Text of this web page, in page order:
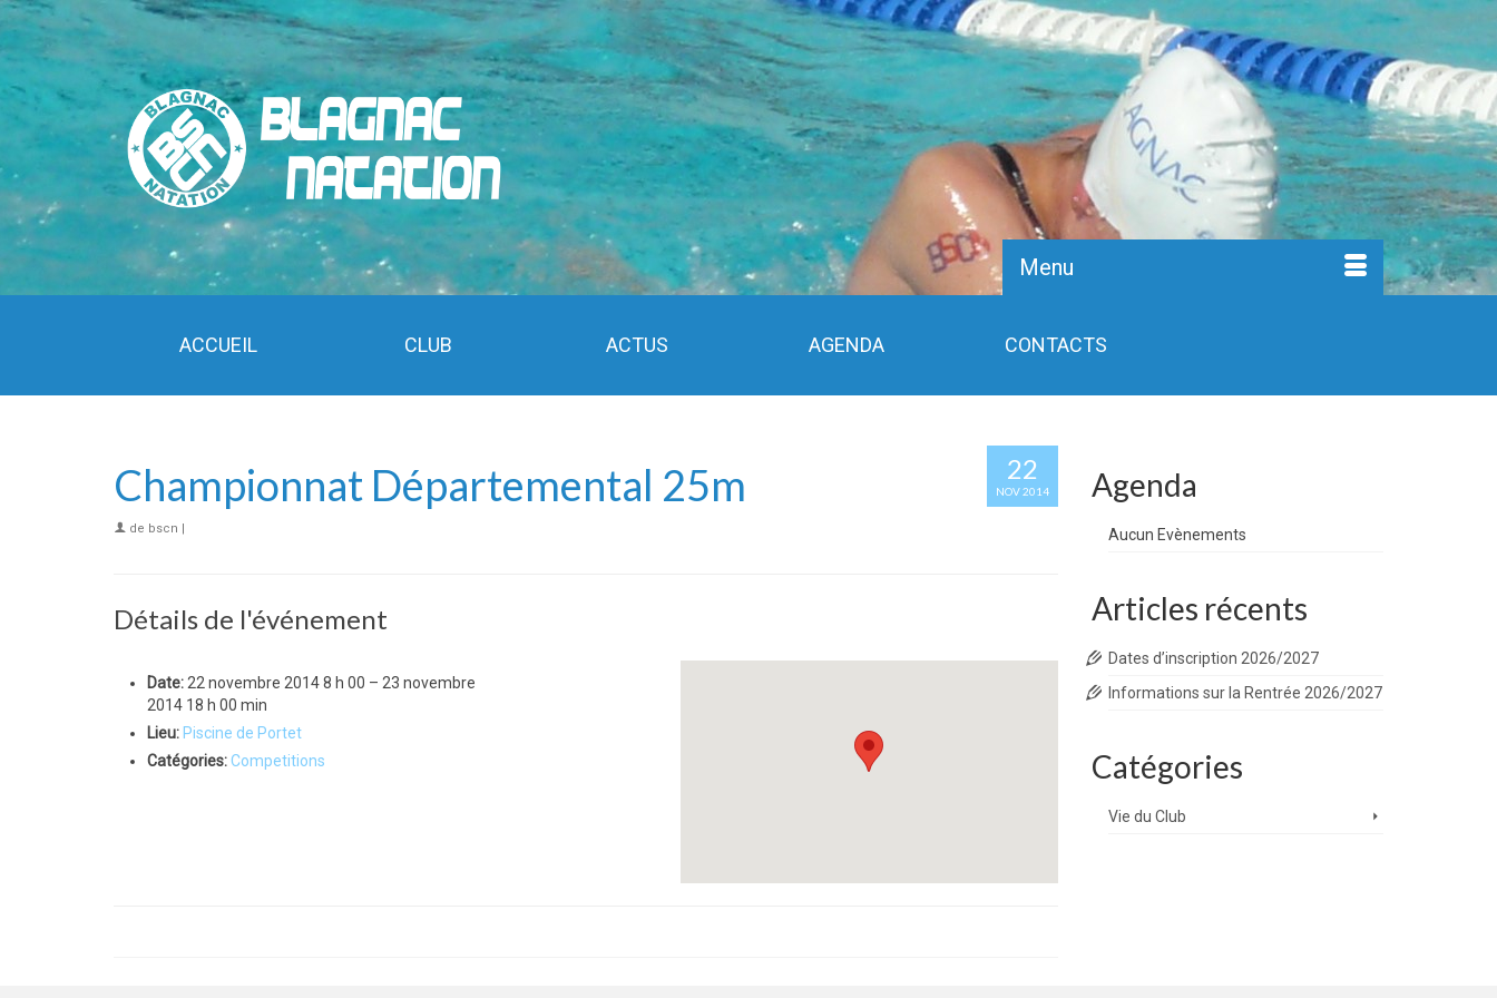
Menu
ACCUEIL CLUB ACTUS AGENDA CONTACTS
22
NOV 2014
Championnat Départemental 25m
de bscn |
Détails de l'événement
Date: 22 novembre 2014 8 h 00 – 23 novembre
2014 18 h 00 min
Lieu: Piscine de Portet
Catégories:Competitions
Agenda
Aucun Evènements
Articles récents
Dates d’inscription 2026/2027
Informations sur la Rentrée 2026/2027
Catégories
Vie du Club